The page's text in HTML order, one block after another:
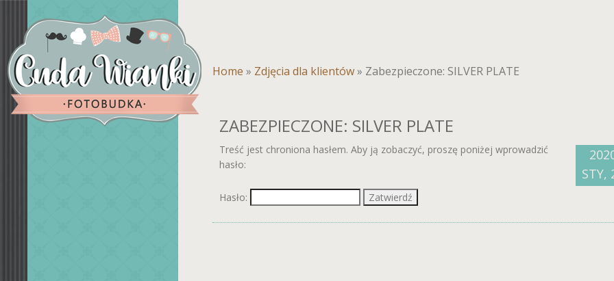
Home » Zdjęcia dla klientów» Zabezpieczone: SILVER PLATE
ZABEZPIECZONE: SILVER PLATE
Treść jest chroniona hasłem. Aby ją zobaczyć, proszę poniżej wprowadzić
hasło:
Hasło:
STY,